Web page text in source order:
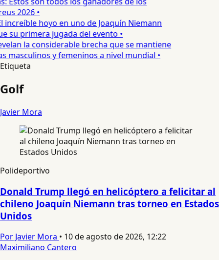
2026 •
increíble hoyo en uno de Joaquín Niemann
su primera jugada del evento •
la considerable brecha que se mantiene
masculinos y femeninos a nivel mundial •
Etiqueta
Golf
Javier Mora
Polideportivo
Donald Trump llegó en helicóptero a felicitar al
chileno Joaquín Niemann tras torneo en Estados
Unidos
Por Javier Mora • 10 de agosto de 2026, 12:22
Maximiliano Cantero